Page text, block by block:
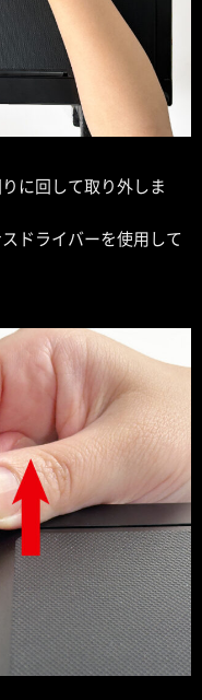
に回して取り外しま
ドライバーを使用して